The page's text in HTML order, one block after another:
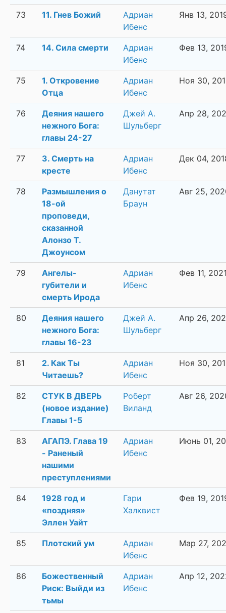
73 11. Гнев Божий
Адриан
Ибенс
Янв 13,
74 14. Сила смерти
Адриан
Ибенс
Фев 13,
75
1. Откровение
Отца
Адриан
Ибенс
Ноя 30,
76
Деяния нашего
нежного Бога:
главы 24-27
Джей А.
Шульберг
Апр 28,
77
3. Смерть на
кресте
Адриан
Ибенс
Дек 04,
78
Размышления о
18-ой
проповеди,
сказанной
Алонзо Т.
Джоунсом
Данутат
Браун
Авг 25,
79
Ангелы-
губители и
смерть Ирода
Адриан
Ибенс
Фев 11,
80
Деяния нашего
нежного Бога:
главы 16-23
Джей А.
Шульберг
Апр 26,
81
2. Как Ты
Читаешь?
Адриан
Ибенс
Ноя 30,
82
СТУК В ДВЕРЬ
(новое издание)
Главы 1-5
Роберт
Виланд
Авг 26,
83
АГАПЭ. Глава 19
- Раненый
нашими
преступлениями
Адриан
Ибенс
Июнь 01,
84
1928 год и
«поздняя»
Эллен Уайт
Гари
Халквист
Фев 19,
85 Плотский ум
Адриан
Ибенс
Мар 27,
86
Божественный
Риск: Выйди из
тьмы
Адриан
Ибенс
Апр 12,